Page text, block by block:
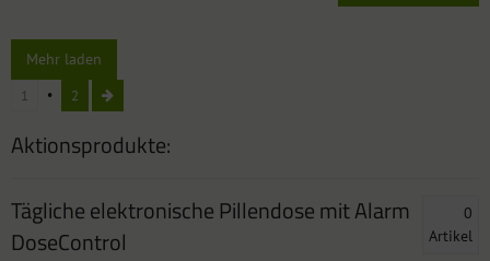
Mehr laden
1 2
Aktionsprodukte:
Tägliche elektronische Pillendose mit Alarm
DoseControl
0
Artikel